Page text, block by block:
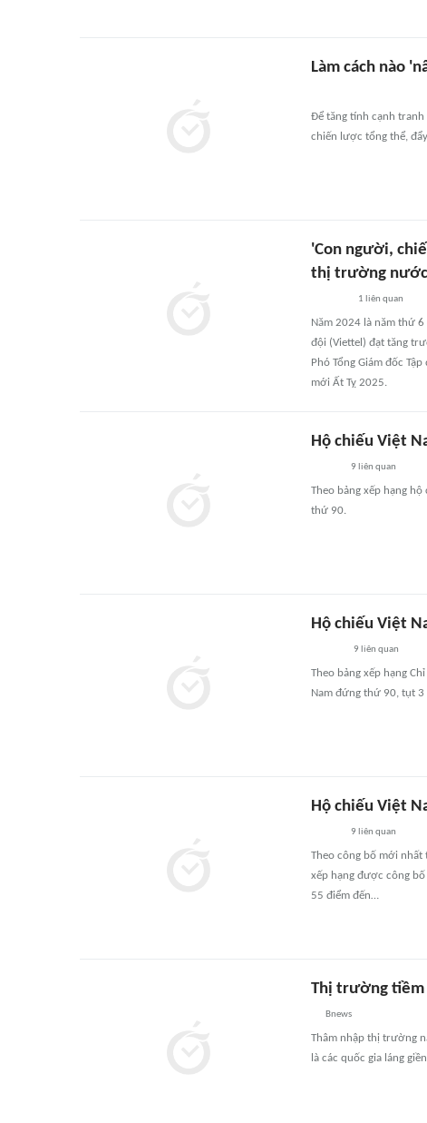
Làm cách nào
Để tăng tính cạnh tranh
chiến lược tổng thể,
'Con người,
thị trường
1 liên quan
Năm 2024 là năm thứ
đội (Viettel) đạt tăng
Phó Tổng Giám đốc
mới Ất Tỵ 2025.
Hộ chiếu Việt
9 liên quan
Theo bảng xếp hạng
thứ 90.
Hộ chiếu Việt
9 liên quan
Theo bảng xếp hạng
Nam đứng thứ 90, tụt
Hộ chiếu Việt
9 liên quan
Theo công bố mới nhất
xếp hạng được công
55 điểm đến…
Thị trường tiềm
Bnews
Thâm nhập thị trường
là các quốc gia láng